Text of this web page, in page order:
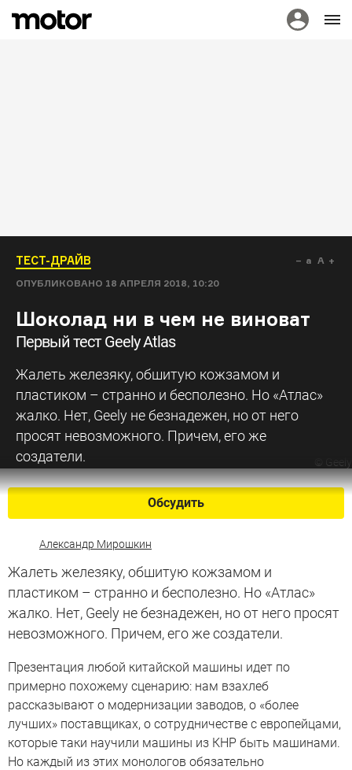
ТЕСТ-ДРАЙВ
ОПУБЛИКОВАНО 18 АПРЕЛЯ 2018, 10:20
a A
Шоколад ни в чем не виноват
Первый тест Geely Atlas
Жалеть железяку, обшитую кожзамом и
пластиком – странно и бесполезно. Но «Атлас»
жалко. Нет, Geely не безнадежен, но от него
просят невозможного. Причем, его же
создатели.
© Geely
Обсудить
Александр Мирошкин
Жалеть железяку, обшитую кожзамом и
пластиком – странно и бесполезно. Но «Атлас»
жалко. Нет, Geely не безнадежен, но от него просят
невозможного. Причем, его же создатели.
Презентация любой китайской машины идет по
примерно похожему сценарию: нам взахлеб
рассказывают о модернизации заводов, о «более
лучших» поставщиках, о сотрудничестве с европейцами,
которые таки научили машины из КНР быть машинами.
Но каждый из этих монологов обязательно